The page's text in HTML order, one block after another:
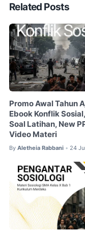
Related Posts
Promo Awal Tahun
Ebook Konflik
Soal Latihan, New
Video Materi
By Aletheia Rabbani • 24